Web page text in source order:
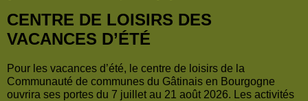
CENTRE DE LOISIRS DES
VACANCES D’ÉTÉ
Pour les vacances d’été, le centre de loisirs de la
Communauté de communes du Gâtinais en Bourgogne
ouvrira ses portes du 7 juillet au 21 août 2026. Les activités